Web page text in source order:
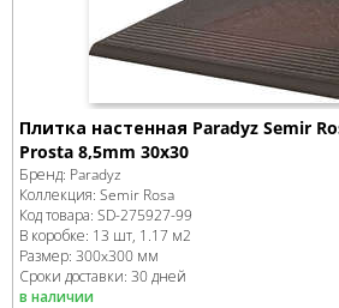
Плитка настенная Paradyz Semir
Prosta 8,5mm 30х30
Бренд: Paradyz
Коллекция: Semir Rosa
Код товара: SD-275927-99
В коробке: 13 шт, 1.17 м2
Размер: 300x300 мм
Сроки доставки: 30 дней
в наличии